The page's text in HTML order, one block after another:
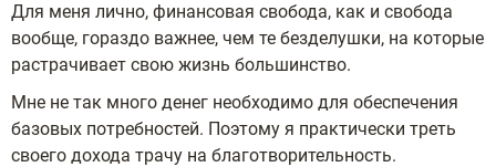
Для меня лично, финансовая свобода, как и свобода
вообще, гораздо важнее, чем те безделушки, на которые
растрачивает свою жизнь большинство.
Мне не так много денег необходимо для обеспечения
базовых потребностей. Поэтому я практически треть
своего дохода трачу на благотворительность.